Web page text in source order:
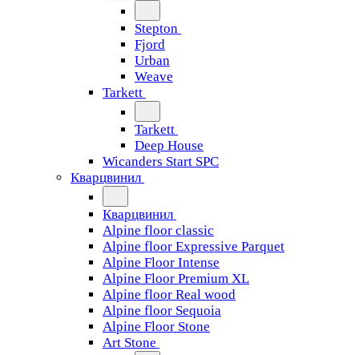
Stepton
Fjord
Urban
Weave
Tarkett
Tarkett
Deep House
Wicanders Start SPC
Кварцвинил
Кварцвинил
Alpine floor classic
Alpine floor Expressive Parquet
Alpine Floor Intense
Alpine Floor Premium XL
Alpine floor Real wood
Alpine floor Sequoia
Alpine Floor Stone
Art Stone